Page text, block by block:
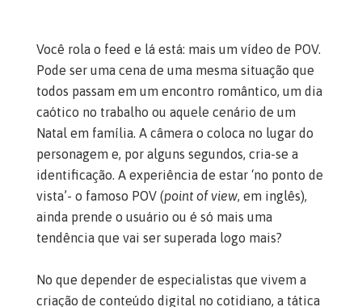
Você rola o feed e lá está: mais um vídeo de POV.
Pode ser uma cena de uma mesma situação que
todos passam em um encontro romântico, um dia
caótico no trabalho ou aquele cenário de um
Natal em família. A câmera o coloca no lugar do
personagem e, por alguns segundos, cria-se a
identificação. A experiência de estar ‘no ponto de
vista’- o famoso POV (point of view, em inglês),
ainda prende o usuário ou é só mais uma
tendência que vai ser superada logo mais?
No que depender de especialistas que vivem a
criação de conteúdo digital no cotidiano, a tática